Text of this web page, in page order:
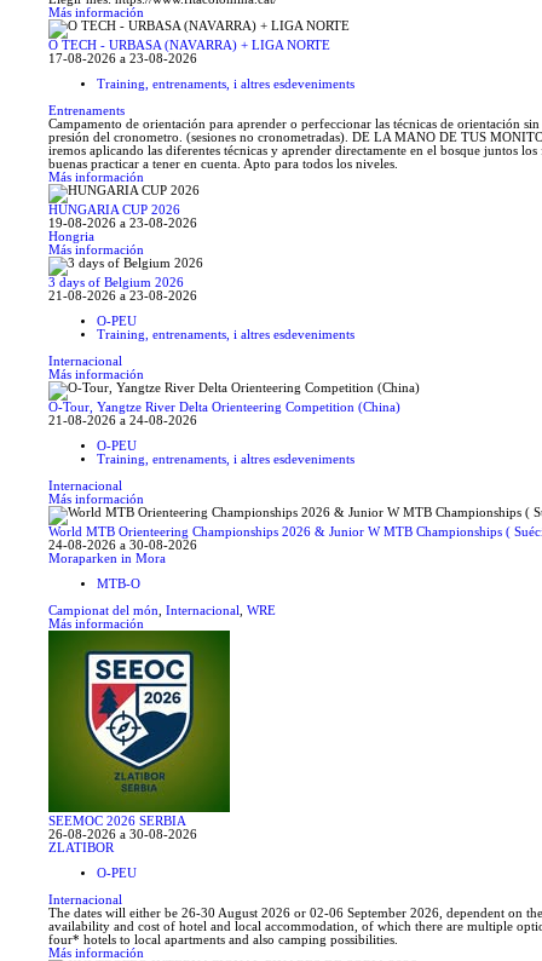
Más información
O TECH - URBASA (NAVARRA) + LIGA NORTE
17-08-2026 a 23-08-2026
Training, entrenaments, i altres esdeveniments
Entrenaments
Campamento de orientación para aprender o perfeccionar las técnicas de orientación sin
presión del cronometro. (sesiones no cronometradas). DE LA MANO DE TUS
iremos aplicando las diferentes técnicas y aprender directamente en el bosque juntos
buenas practicar a tener en cuenta. Apto para todos los niveles.
Más información
HUNGARIA CUP 2026
19-08-2026 a 23-08-2026
Hongria
Más información
3 days of Belgium 2026
21-08-2026 a 23-08-2026
O-PEU
Training, entrenaments, i altres esdeveniments
Internacional
Más información
O-Tour, Yangtze River Delta Orienteering Competition (China)
21-08-2026 a 24-08-2026
O-PEU
Training, entrenaments, i altres esdeveniments
Internacional
Más información
World MTB Orienteering Championships 2026 & Junior W MTB Championships (
24-08-2026 a 30-08-2026
Moraparken in Mora
MTB-O
Campionat del món
Internacional
WRE
Más información
SEEMOC 2026 SERBIA
26-08-2026 a 30-08-2026
ZLATIBOR
O-PEU
Internacional
The dates will either be 26-30 August 2026 or 02-06 September 2026, dependent on the
availability and cost of hotel and local accommodation, of which there are multiple
four* hotels to local apartments and also camping possibilities.
Más información